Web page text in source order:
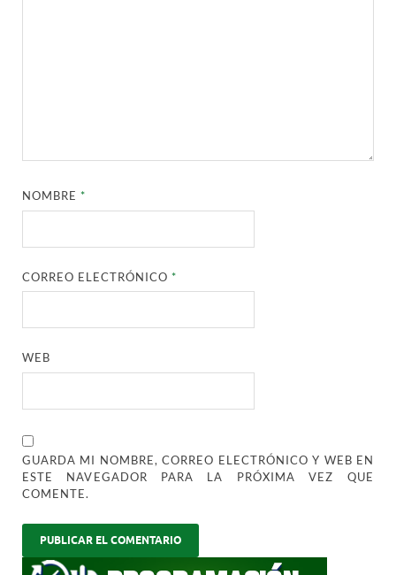
NOMBRE*
CORREO ELECTRÓNICO*
WEB
GUARDA MI NOMBRE, CORREO ELECTRÓNICO Y WEB EN
ESTE NAVEGADOR PARA LA PRÓXIMA VEZ QUE
COMENTE.